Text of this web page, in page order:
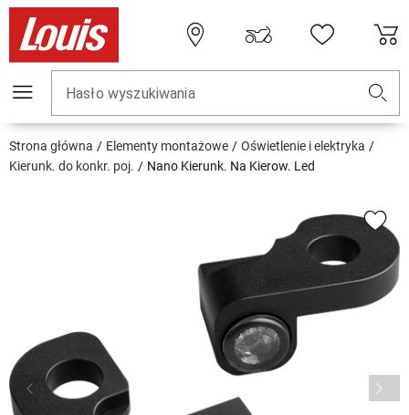
Hasło wyszukiwania
Strona główna Elementy montażowe
Oświetlenie i elektryka
Kierunk. do konkr. poj.
Nano Kierunk. Na Kierow. Led